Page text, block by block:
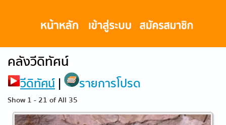
คลังวีดิทัศน์
วีดิทัศน์ | รายการโปรด
Show 1 - 21 of All 35